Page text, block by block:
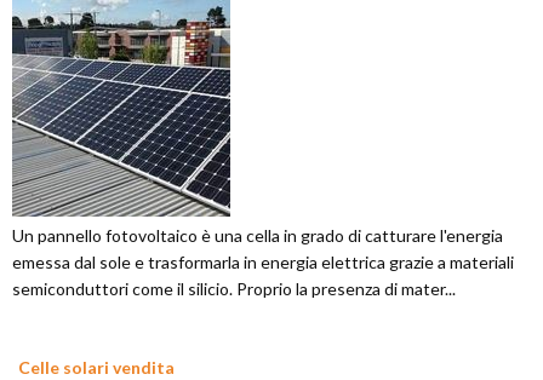
Un pannello fotovoltaico è una cella in grado di catturare l'energia
emessa dal sole e trasformarla in energia elettrica grazie a materiali
semiconduttori come il silicio. Proprio la presenza di mater...
Celle solari vendita